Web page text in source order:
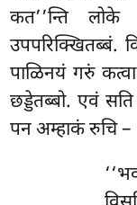
कत’’न्ति
उपपरिक्खितब्बं.
पाळिनयं गरुं
छड्डेतब्बो. एवं
पन अम्हाकं रुचि –